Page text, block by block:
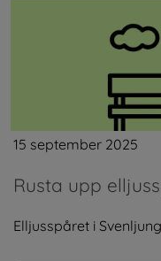
15 september 2025
Rusta upp
Elljusspåret i